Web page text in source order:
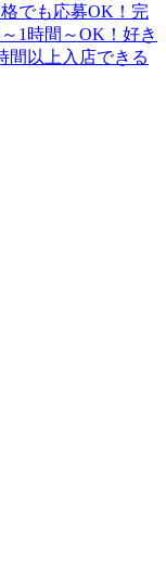
でも応募OK！完
1時間～OK！好き
間以上入店できる